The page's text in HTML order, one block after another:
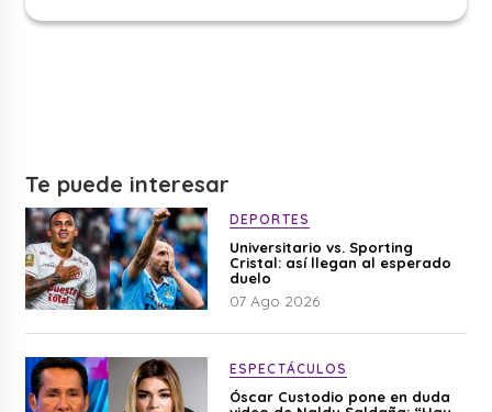
Te puede interesar
DEPORTES
Universitario vs. Sporting
Cristal: así llegan al esperado
duelo
07 Ago 2026
ESPECTÁCULOS
Óscar Custodio pone en duda